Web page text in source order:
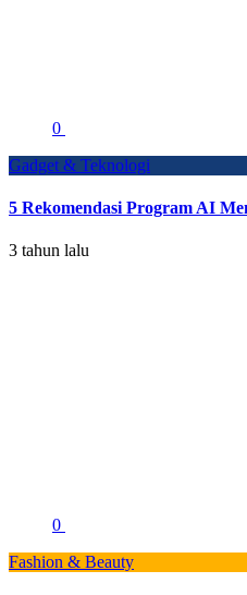
0
Gadget & Teknologi
5 Rekomendasi Program AI
3 tahun lalu
0
Fashion & Beauty